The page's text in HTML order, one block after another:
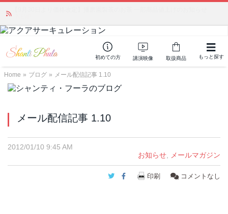
初めての方 講演映像 取扱商品 もっと探す
Home » ブログ » メール配信記事 1.10
メール配信記事 1.10
2012/01/10 9:45 AM
お知らせ
メールマガジン
Twitter
Facebook
印刷 コメントなし